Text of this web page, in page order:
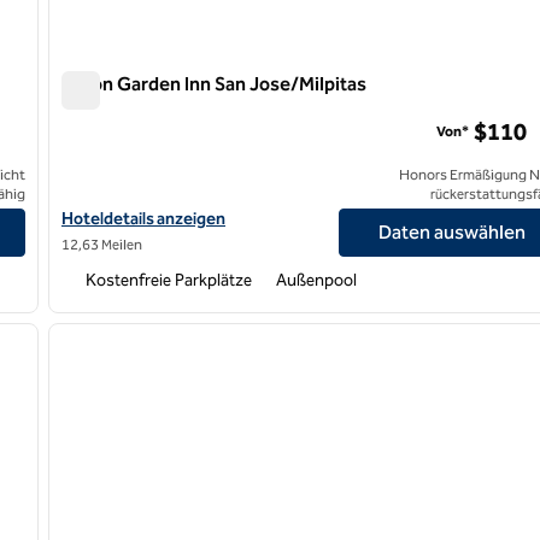
anzeigen
Hilton Garden Inn San Jose/Milpitas
Hoteldetails für das Hilton Garden Inn San Jose/Milpitas anzeigen
Hoteldetails anzeigen
12,63 Meilen
Von* $110
Honors Ermäßigung
Daten auswählen
Kostenfreie Parkplätze Außenpool
nächstes Bild
1 von 12